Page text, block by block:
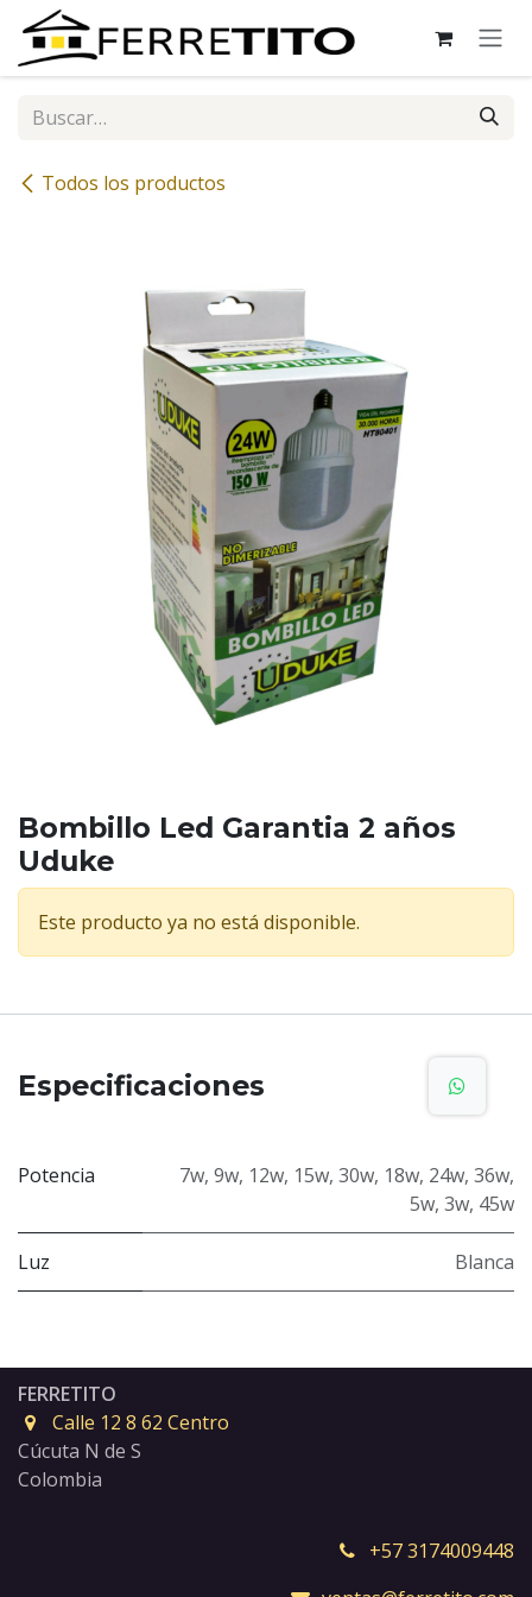
Ir al contenido
Todos los productos
Bombillo Led Garantia 2 años
Uduke
Este producto ya no está disponible.
Especificaciones
Potencia 7w, 9w, 12w, 15w, 30w, 18w, 24w, 36w,
5w, 3w, 45w
Luz Blanca
FERRETITO
Calle 12 8 62 Centro
Cúcuta N de S
Colombia
+57 3174009448